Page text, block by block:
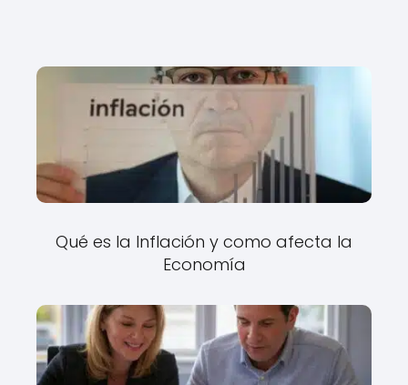
Qué es la Inflación y como afecta la
Economía